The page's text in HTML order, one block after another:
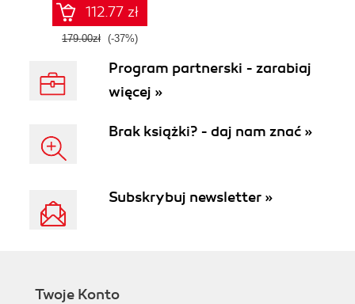
112.77 zł
179.00zł (-37%)
Program partnerski - zarabiaj
więcej »
Brak książki? - daj nam znać »
Subskrybuj newsletter »
Twoje Konto